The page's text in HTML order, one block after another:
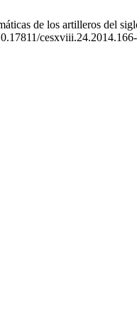
de los artilleros del